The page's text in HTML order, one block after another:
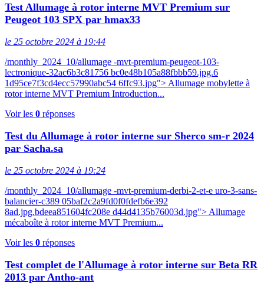
Test Allumage à rotor interne MVT Premium sur
Peugeot 103 SPX par hmax33
le 25 octobre 2024 à 19:44
/monthly_2024_10/allumage -mvt-premium-peugeot-103-
lectronique-32ac6b3c81756 bc0e48b105a88fbbb59.jpg.6
1d95ce7f3cd4ecc57990abc54 6ffc93.jpg"> Allumage mobylette à
rotor interne MVT Premium Introduction...
Voir les 0 réponses
Test du Allumage à rotor interne sur Sherco sm-r 2024
par Sacha.sa
le 25 octobre 2024 à 19:24
/monthly_2024_10/allumage -mvt-premium-derbi-2-et-e uro-3-sans-
balancier-c389 05baf2c2a9fd0f0fdefb6e392
8ad.jpg.bdeea851604fc208e d44d4135b76003d.jpg"> Allumage
mécaboîte à rotor interne MVT Premium...
Voir les 0 réponses
Test complet de l'Allumage à rotor interne sur Beta RR
2013 par Antho-ant